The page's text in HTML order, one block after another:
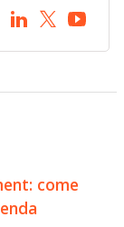
come